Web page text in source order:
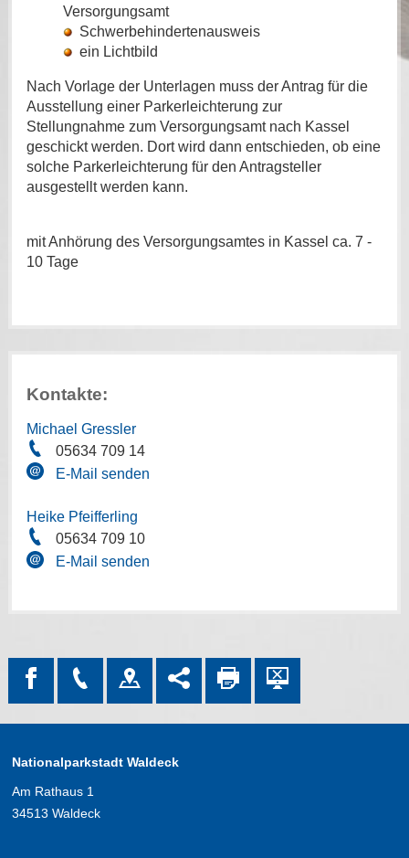
Versorgungsamt
Schwerbehindertenausweis
ein Lichtbild
Nach Vorlage der Unterlagen muss der Antrag für die
Ausstellung einer Parkerleichterung zur
Stellungnahme zum Versorgungsamt nach Kassel
geschickt werden. Dort wird dann entschieden, ob eine
solche Parkerleichterung für den Antragsteller
ausgestellt werden kann.
mit Anhörung des Versorgungsamtes in Kassel ca. 7 -
10 Tage
Kontakte:
Michael Gressler
05634 709 14
E-Mail senden
Heike Pfeifferling
05634 709 10
E-Mail senden
Nationalparkstadt Waldeck
Am Rathaus 1
34513 Waldeck